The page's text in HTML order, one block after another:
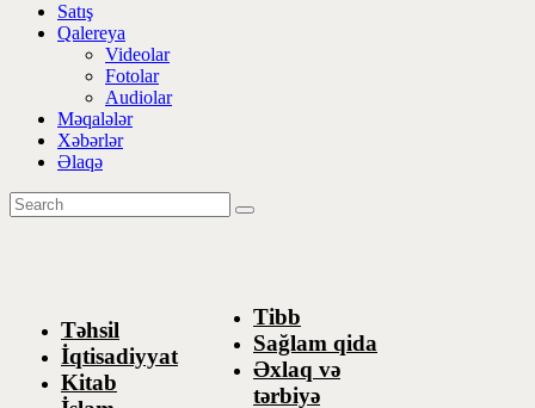
Satış
Qalereya
Videolar
Fotolar
Audiolar
Məqalələr
Xəbərlər
Əlaqə
Təhsil
İqtisadiyyat
Kitab
Tibb
Sağlam qida
Əxlaq və
tərbiyə